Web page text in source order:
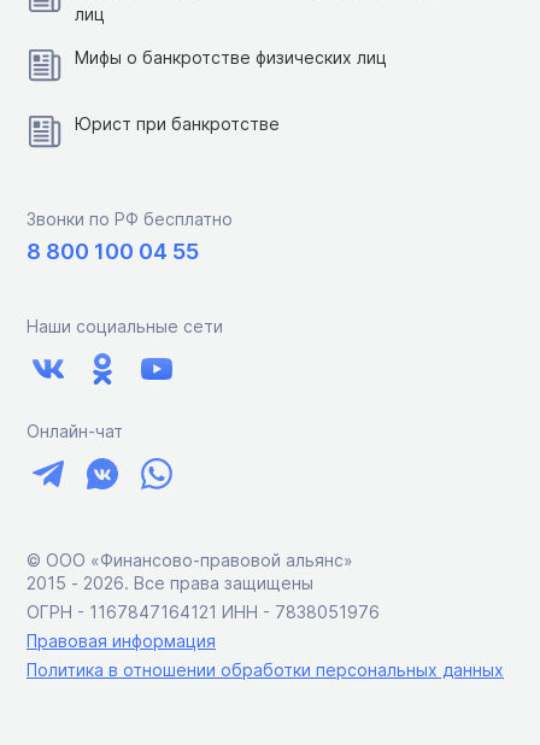
лиц
Мифы о банкротстве физических лиц
Юрист при банкротстве
Звонки по РФ бесплатно
8 800 100 04 55
Наши социальные сети
Онлайн-чат
© ООО «Финансово-правовой альянс»
2015 ‑ 2026. Все права защищены
ОГРН - 1167847164121 ИНН - 7838051976
Правовая информация
Политика в отношении обработки персональных данных